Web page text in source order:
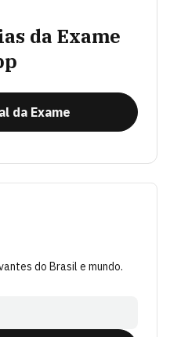
da Exame
da Exame
do Brasil e mundo.